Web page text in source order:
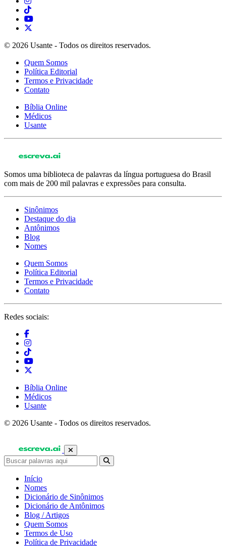
© 2026 Usante - Todos os direitos reservados.
Quem Somos
Política Editorial
Termos e Privacidade
Contato
Bíblia Online
Médicos
Usante
Somos uma biblioteca de palavras da língua portuguesa do Brasil
com mais de 200 mil palavras e expressões para consulta.
Sinônimos
Destaque do dia
Antônimos
Blog
Nomes
Quem Somos
Política Editorial
Termos e Privacidade
Contato
Redes sociais:
Bíblia Online
Médicos
Usante
© 2026 Usante - Todos os direitos reservados.
Início
Nomes
Dicionário de Sinônimos
Dicionário de Antônimos
Blog / Artigos
Quem Somos
Termos de Uso
Política de Privacidade